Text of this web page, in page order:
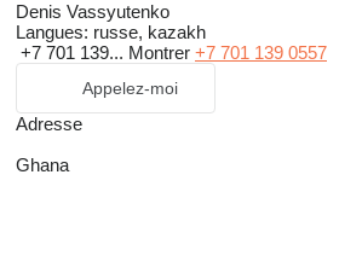
Denis Vassyutenko
Langues: russe, kazakh
+7 701 139... Montrer +7 701 139 0557
Appelez-moi
Adresse
Ghana